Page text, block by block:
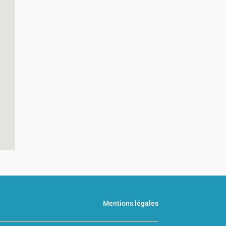
Mentions légales